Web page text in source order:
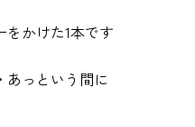
かけた1本です
あっという間に